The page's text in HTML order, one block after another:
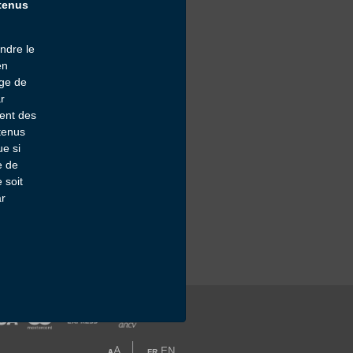
Inscrivez-vous à notre
Pour ne rien manquer de nos offres et
A
le
de
des
si
de
soit